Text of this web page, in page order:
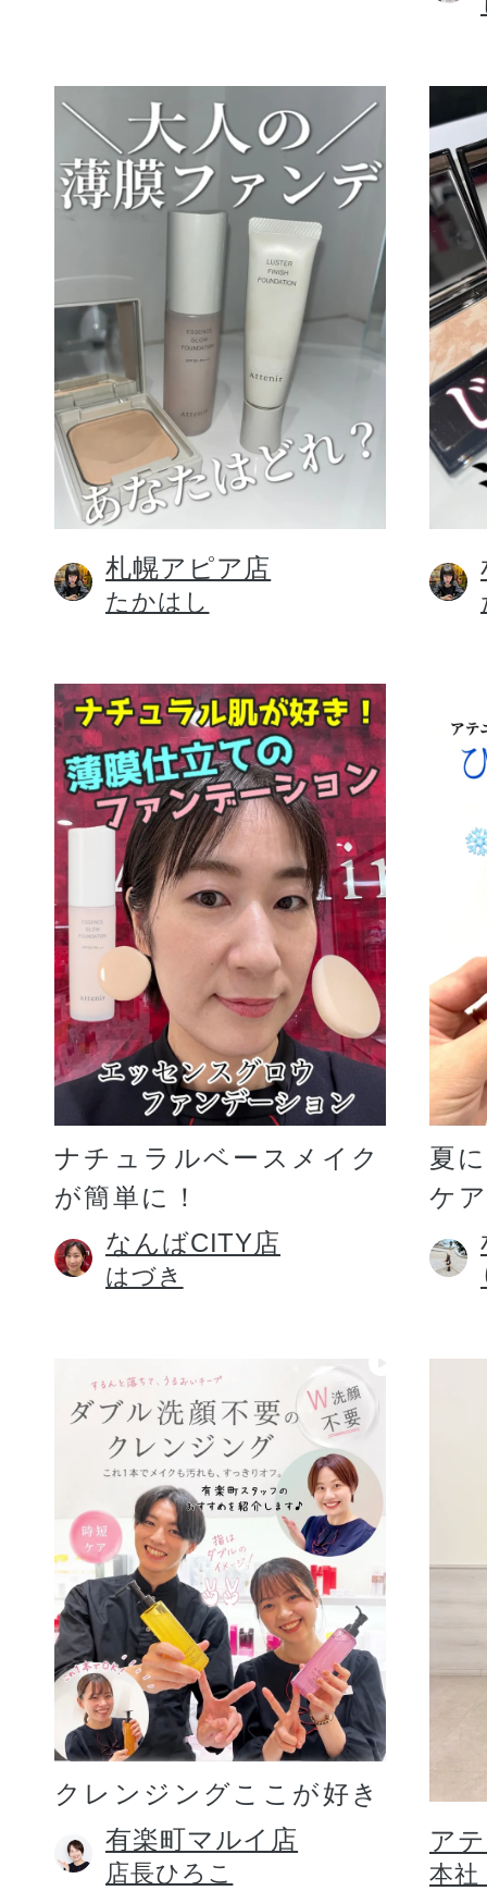
スキンケア
メイクアップ
健康食品／サプ
ファッション
ギフト
ご利用ガイド
よくあるご質問
札幌アピア店
たかはし
ナチュラルベースメイク
が簡単に！
なんばCITY店
はづき
夏
ケ
クレンジングここが好き
有楽町マルイ店
店長ひろこ
ア
本